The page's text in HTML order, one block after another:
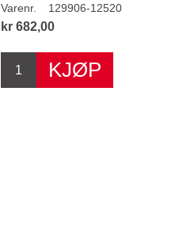
Varenr. 129906-12520
kr 682,00